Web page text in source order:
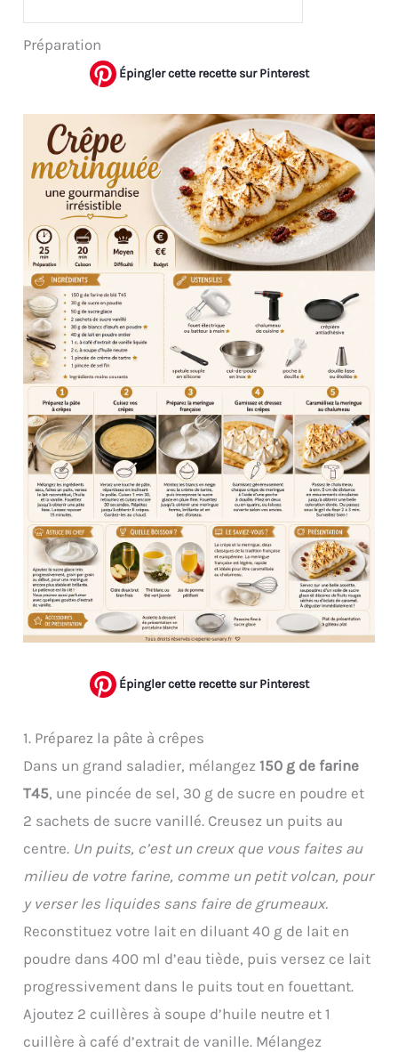
Préparation
Épingler cette recette sur Pinterest
Épingler cette recette sur Pinterest
1. Préparez la pâte à crêpes
Dans un grand saladier, mélangez150 g de farine
T45, une pincée de sel, 30 g de sucre en poudre et
2 sachets de sucre vanillé. Creusez un puits au
centre. Un puits, c’est un creux que vous faites au
milieu de votre farine, comme un petit volcan, pour
y verser les liquides sans faire de grumeaux.
Reconstituez votre lait en diluant 40 g de lait en
poudre dans 400 ml d’eau tiède, puis versez ce lait
progressivement dans le puits tout en fouettant.
Ajoutez 2 cuillères à soupe d’huile neutre et 1
cuillère à café d’extrait de vanille. Mélangez